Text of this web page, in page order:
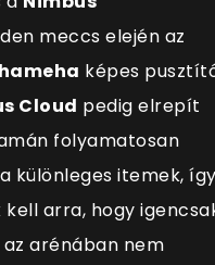
meccs elején az
képes
Cloud pedig elrepít
folyamatosan
különleges itemek,
arra, hogy
arénában nem